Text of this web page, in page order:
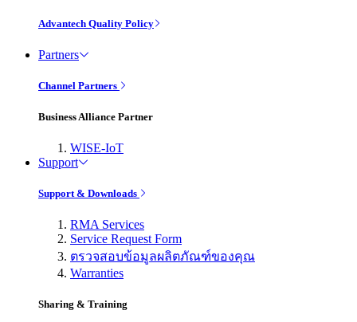
Advantech Quality Policy
Partners
Channel Partners
Business Alliance Partner
WISE-IoT
Support
Support & Downloads
RMA Services
Service Request Form
ตรวจสอบข้อมูลผลิตภัณฑ์ของคุณ
Warranties
Sharing & Training